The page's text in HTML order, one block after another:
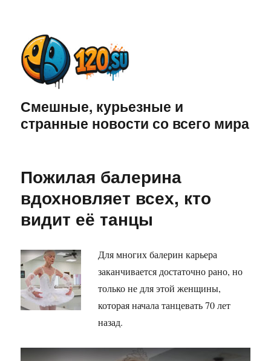
Смешные, курьезные и
странные новости со всего мира
Пожилая балерина
вдохновляет всех, кто
видит её танцы
Для многих балерин карьера
заканчивается достаточно рано, но
только не для этой женщины,
которая начала танцевать 70 лет
назад.